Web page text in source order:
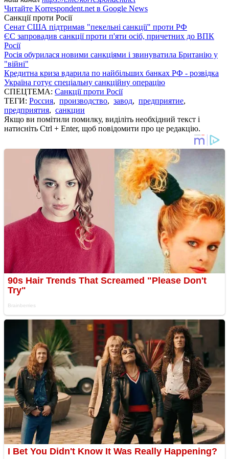
Читайте Korrespondent.net в Google News
Санкції проти Росії
Сенат США підтримав "пекельні санкції" проти РФ
ЄС запровадив санкції проти п'яти осіб, причетних до ВПК
Росії
Росія обурилася новими санкціями і звинуватила Британію у
"війні"
Кредитна криза вдарила по найбільших банках РФ - розвідка
Україна готує спеціальну санкційну операцію
СПЕЦТЕМА: Санкції проти Росії
ТЕГИ: Россия, производство, завод, предприятие,
предприятия, санкции
Якщо ви помітили помилку, виділіть необхідний текст і
натисніть Ctrl + Enter, щоб повідомити про це редакцію.